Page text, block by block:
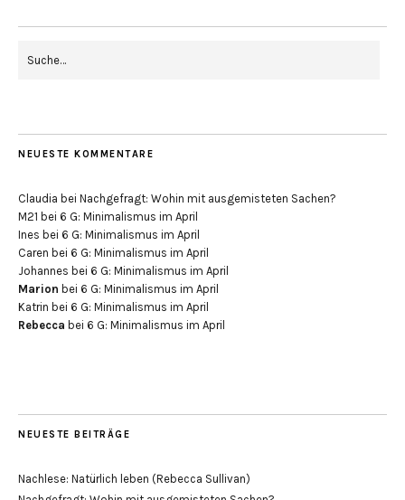
NEUESTE KOMMENTARE
Claudia bei Nachgefragt: Wohin mit ausgemisteten Sachen?
M21 bei 6 G: Minimalismus im April
Ines bei 6 G: Minimalismus im April
Caren bei 6 G: Minimalismus im April
Johannes bei 6 G: Minimalismus im April
Marion bei 6 G: Minimalismus im April
Katrin bei 6 G: Minimalismus im April
Rebecca bei 6 G: Minimalismus im April
NEUESTE BEITRÄGE
Nachlese: Natürlich leben (Rebecca Sullivan)